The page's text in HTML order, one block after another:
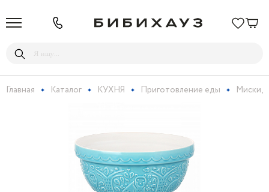
Главная Каталог КУХНЯ Приготовление еды Миски,